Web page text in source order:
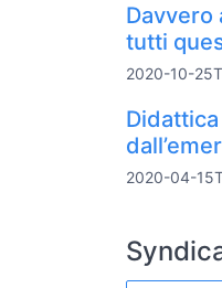
Davvero
tutti
2020-10-
2020-04-